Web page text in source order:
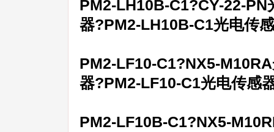
PM2-LH10B-C1?CY-22-
器?PM2-LH10B-C1光电传
PM2-LF10-C1?NX5-
器?PM2-LF10-C1光电传感
PM2-LF10B-C1?NX5-